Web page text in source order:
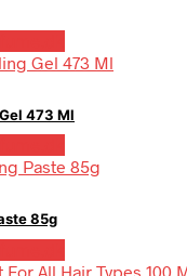
473 Ml
85g